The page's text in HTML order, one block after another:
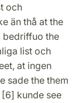
och
än thå at the
bedriffuo the
list och
at ingen
sade the them
kunde see